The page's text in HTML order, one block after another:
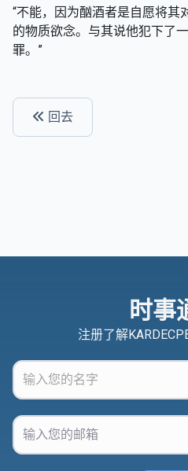
“不能，因为酗酒者是自愿将其
的物质欲念。与其说他犯下了
罪。”
回去
时事
注册了解